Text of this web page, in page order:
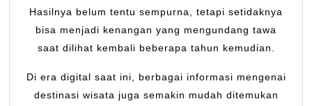
Hasilnya belum tentu sempurna, tetapi setidaknya
bisa menjadi kenangan yang mengundang tawa
saat dilihat kembali beberapa tahun kemudian.
Di era digital saat ini, berbagai informasi mengenai
destinasi wisata juga semakin mudah ditemukan